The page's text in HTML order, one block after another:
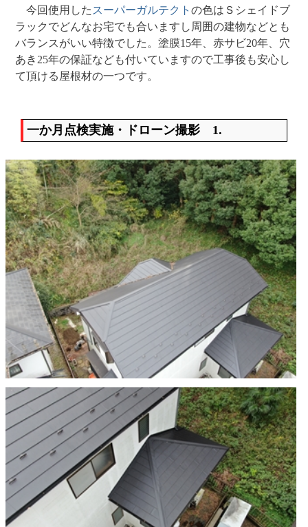
今回使用した スーパーガルテクトの色はＳシェイドブ
ラックでどんなお宅でも合いますし周囲の建物などとも
バランスがいい特徴でした。塗膜15年、赤サビ20年、穴
あき25年の保証なども付いていますので工事後も安心し
て頂ける屋根材の一つです。
一か月点検実施・ドローン撮影 1.